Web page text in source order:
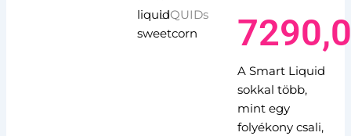
A Smart Liquid
sokkal több,
mint egy
folyékony csali,